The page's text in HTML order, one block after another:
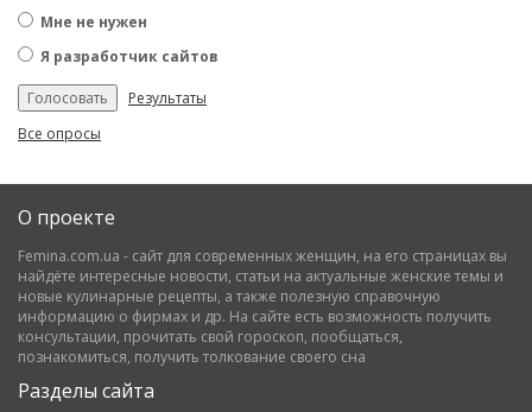
Мне не нужен
Я разработчик сайтов
Результаты
Все опросы
О проекте
Femina.com.ua - сайт для современных женщин, на его страницах вы
найдёте интересные новости, статьи на актуальные женские темы и
новые кулинарные рецепты, а также полезную справочную
информацию о фирмах и др. На сайте есть возможность получить
консультации, прочитать свой гороскоп, пообщаться,
познакомиться, получить толкование своего сна
Разделы сайта